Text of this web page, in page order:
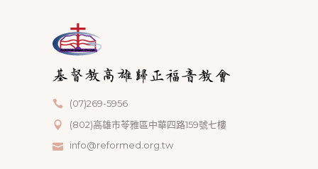
(07)269-5956
(802)高雄市苓雅區中華四路159號七樓
info@reformed.org.tw